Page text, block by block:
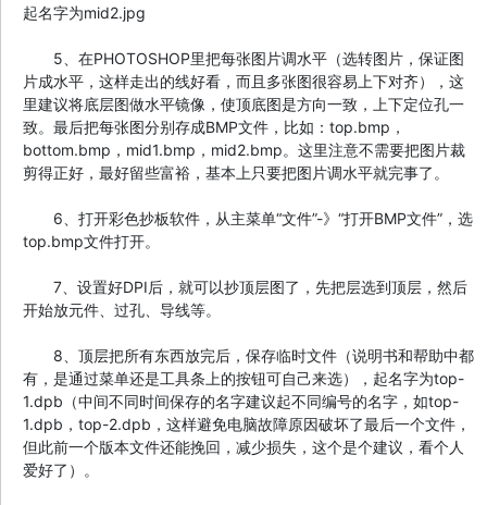
起名字为mid2.jpg
5、在PHOTOSHOP里把每张图片调水平（选转图片，保证图
片成水平，这样走出的线好看，而且多张图很容易上下对齐），这
里建议将底层图做水平镜像，使顶底图是方向一致，上下定位孔一
致。最后把每张图分别存成BMP文件，比如：top.bmp，
bottom.bmp，mid1.bmp，mid2.bmp。这里注意不需要把图片裁
剪得正好，最好留些富裕，基本上只要把图片调水平就完事了。
6、打开彩色抄板软件，从主菜单“文件”-》“打开BMP文件”，选
top.bmp文件打开。
7、设置好DPI后，就可以抄顶层图了，先把层选到顶层，然后
开始放元件、过孔、导线等。
8、顶层把所有东西放完后，保存临时文件（说明书和帮助中都
有，是通过菜单还是工具条上的按钮可自己来选），起名字为top-
1.dpb（中间不同时间保存的名字建议起不同编号的名字，如top-
1.dpb，top-2.dpb，这样避免电脑故障原因破坏了最后一个文件，
但此前一个版本文件还能挽回，减少损失，这个是个建议，看个人
爱好了）。